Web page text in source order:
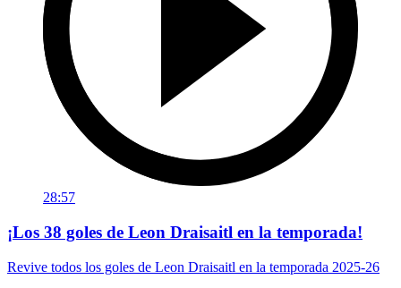
28:57
¡Los 38 goles de Leon Draisaitl en la temporada!
Revive todos los goles de Leon Draisaitl en la temporada 2025-26